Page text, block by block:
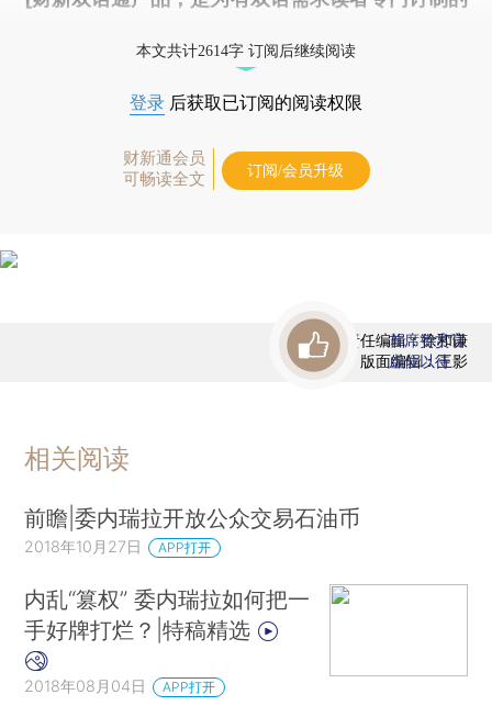
本文共计2614字 订阅后继续阅读
登录 后获取已订阅的阅读权限
财新通会员
可畅读全文
订阅/会员升级
责任编辑：徐和谦
版面编辑：王影
首席赞赏官
虚位以待
相关阅读
前瞻|委内瑞拉开放公众交易石油币
2018年10月27日 APP打开
内乱“篡权” 委内瑞拉如何把一
手好牌打烂？|特稿精选
2018年08月04日 APP打开